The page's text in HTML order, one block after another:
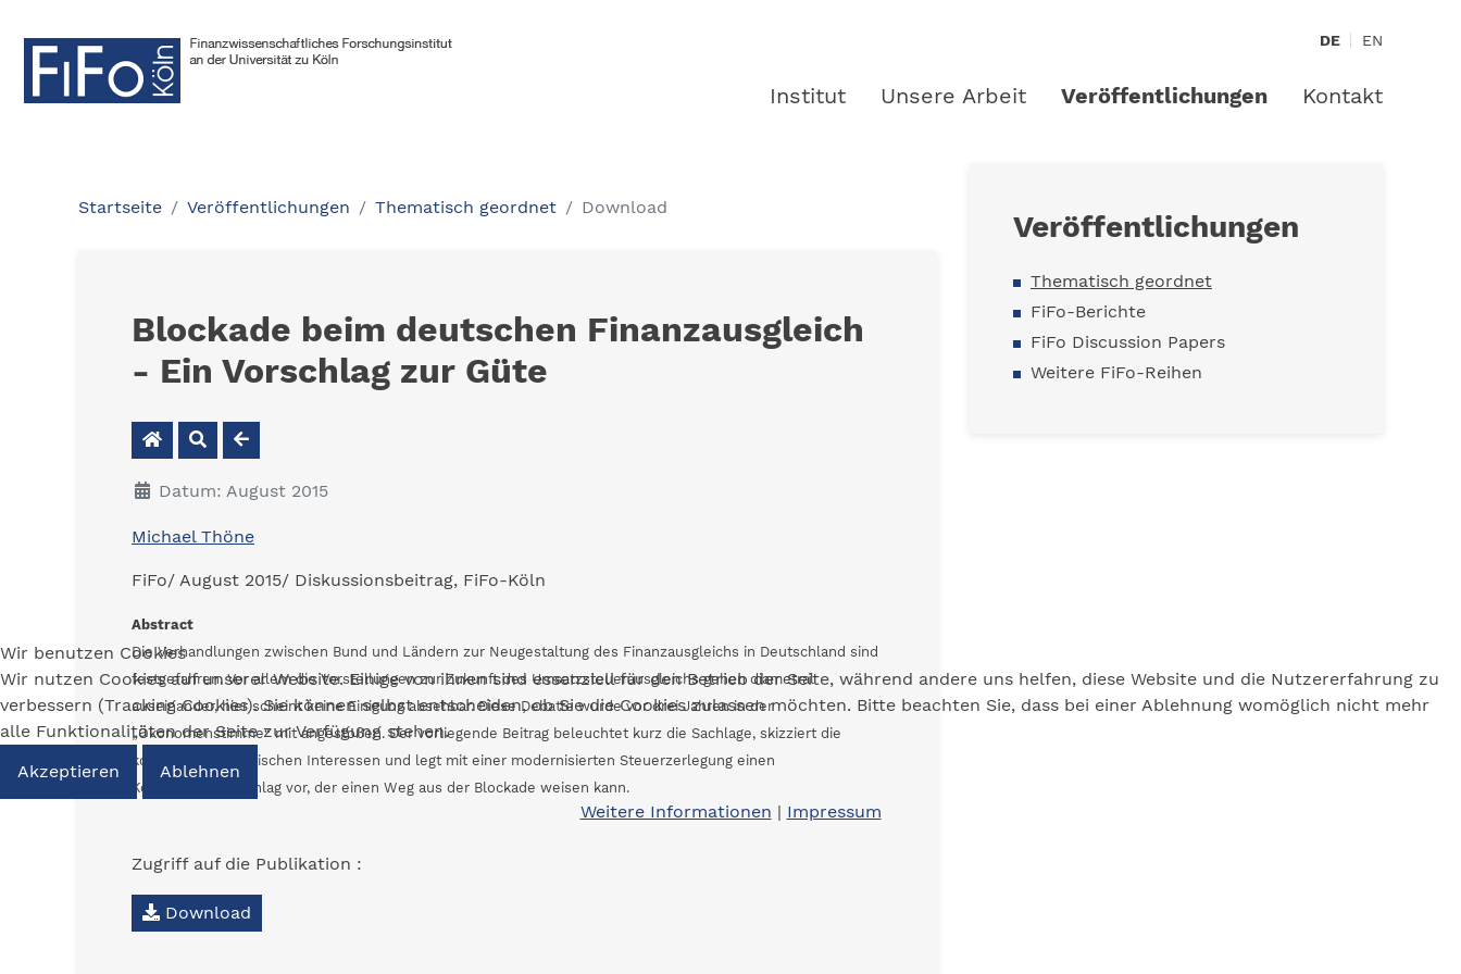
DE EN
Institut Unsere Arbeit Veröffentlichungen Kontakt
Startseite Veröffentlichungen Thematisch geordnet Download
Blockade beim deutschen Finanzausgleich
- Ein Vorschlag zur Güte
Datum: August 2015
Michael Thöne
FiFo/ August 2015/ Diskussionsbeitrag, FiFo-Köln
Abstract
Die Verhandlungen zwischen Bund und Ländern zur Neugestaltung des Finanzausgleichs in Deutschland sind
festgefahren. Vor allem die Vorstellungen zur Zukunft des Umsatzsteuerausgleichs gehen diametral
auseinander, hier scheint keine Einigung absehbar. Diese Debatte wurde vor drei Jahren in der
„Ökonomenstimme“ mit angestoßen. Der vorliegende Beitrag beleuchtet kurz die Sachlage, skizziert die
kontroversen politischen Interessen und legt mit einer modernisierten Steuerzerlegung einen
Kompromissvorschlag vor, der einen Weg aus der Blockade weisen kann.
Zugriff auf die Publikation :
Download
Veröffentlichungen
Thematisch geordnet
FiFo-Berichte
FiFo Discussion Papers
Weitere FiFo-Reihen
Wir benutzen Cookies
Wir nutzen Cookies auf unserer Website. Einige von ihnen sind essenziell für den Betrieb der Seite, während andere uns helfen, diese Website und die Nutzererfahrung zu
verbessern (Tracking Cookies). Sie können selbst entscheiden, ob Sie die Cookies zulassen möchten. Bitte beachten Sie, dass bei einer Ablehnung womöglich nicht mehr
alle Funktionalitäten der Seite zur Verfügung stehen.
Akzeptieren
Ablehnen
Weitere Informationen | Impressum